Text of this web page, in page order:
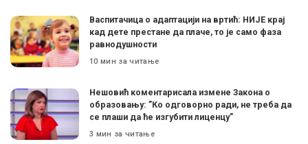
Васпитачица о адаптацији на вртић: НИЈЕ крај
кад дете престане да плаче, то је само фаза
равнодушности
10 мин за читање
Нешовић коментарисала измене Закона о
образовању: ”Ко одговорно ради, не треба да
се плаши да ће изгубити лиценцу”
3 мин за читање